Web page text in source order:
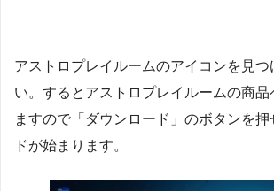
アストロプレイルームのアイコンを見つ
い。するとアストロプレイルームの商
ますので「ダウンロード」のボタンを
ドが始まります。